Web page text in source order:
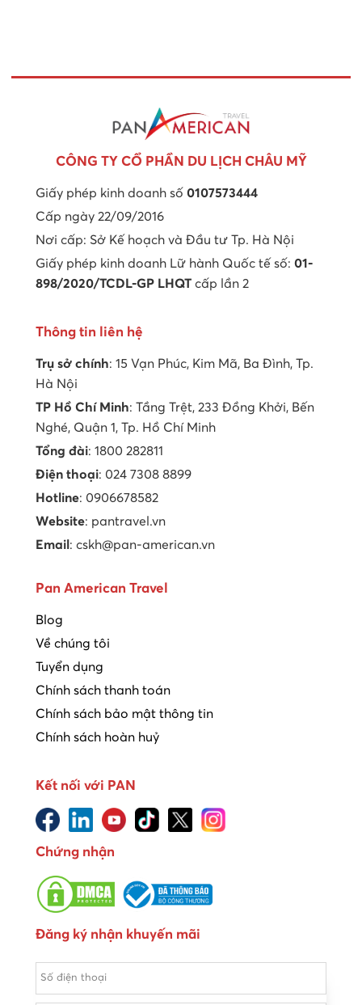
CÔNG TY CỔ PHẦN DU LỊCH CHÂU MỸ
Giấy phép kinh doanh số 0107573444
Cấp ngày 22/09/2016
Nơi cấp: Sở Kế hoạch và Đầu tư Tp. Hà Nội
Giấy phép kinh doanh Lữ hành Quốc tế số: 01-
898/2020/TCDL-GP LHQT cấp lần 2
Thông tin liên hệ
Trụ sở chính: 15 Vạn Phúc, Kim Mã, Ba Đình, Tp.
Hà Nội
TP Hồ Chí Minh: Tầng Trệt, 233 Đồng Khởi, Bến
Nghé, Quận 1, Tp. Hồ Chí Minh
Tổng đài: 1800 282811
Điện thoại: 024 7308 8899
Hotline: 0906678582
Website: pantravel.vn
Email : cskh@pan-american.vn
Pan American Travel
Blog
Về chúng tôi
Tuyển dụng
Chính sách thanh toán
Chính sách bảo mật thông tin
Chính sách hoàn huỷ
Kết nối với PAN
Chứng nhận
Đăng ký nhận khuyến mãi